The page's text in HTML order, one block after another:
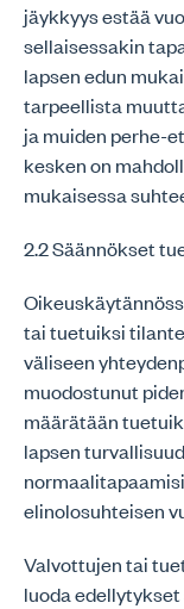
jäykkyys estää
sellaisessakin
lapsen edun
tarpeellista
ja muiden perhe-
kesken on
mukaisessa
2.2 Säännökset
tai tuetuiksi
väliseen
muodostunut
määrätään
lapsen
elinolosuhteisen
Valvottujen tai
luoda